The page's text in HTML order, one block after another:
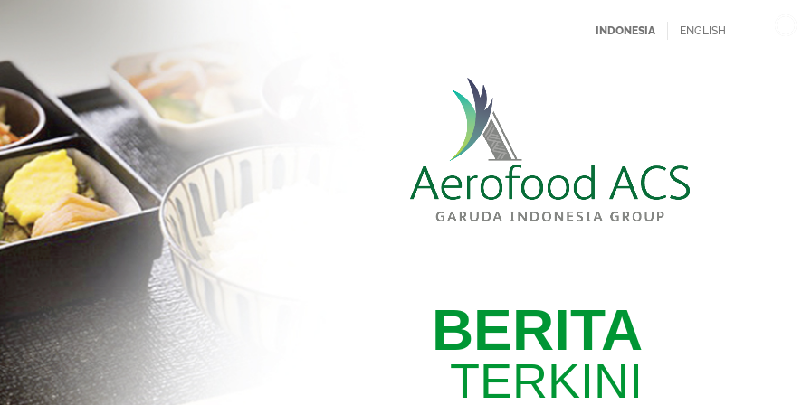
BERITA
TERKINI
INDONESIA ENGLISH